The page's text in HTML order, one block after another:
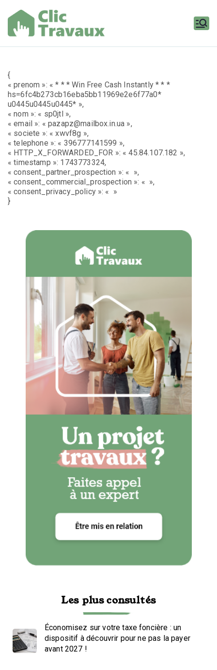
contenu
{
« prenom »: « * * * Win Free Cash Instantly * * *
hs=6fc4b273cb16eba5bb11969e2e6f77a0*
u0445u0445u0445* »,
« nom »: « sp0jtl »,
« email »: « pazapz@mailbox.in.ua »,
« societe »: « xwvf8g »,
« telephone »: « 396777141599 »,
« HTTP_X_FORWARDED_FOR »: « 45.84.107.182 »,
« timestamp »: 1743773324,
« consent_partner_prospection »: « »,
« consent_commercial_prospection »: « »,
« consent_privacy_policy »: « »
}
Les plus consultés
Économisez sur votre taxe foncière : un
dispositif à découvrir pour ne pas la payer
avant 2027 !